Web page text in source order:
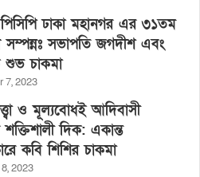
পিসিপি ঢাকা মহানগর এর ৩১তম
সম্পন্নঃ সভাপতি জগদীশ এবং
শুভ চাকমা
7, 2023
ও মূল্যবোধই আদিবাসী
শক্তিশালী দিক: একান্ত
কবি শিশির চাকমা
2023